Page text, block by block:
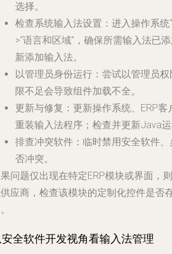
选择。
检查系统输入法设置 ：进入操作系统
>“语言和区域”，确保所需输入法已
新添加输入法。
以管理员身份运行 ：尝试以管理员
限不足会导致组件加载不全。
更新与修复 ：更新操作系统、ERP
重装输入法程序；检查并更新Java运
排查冲突软件 ：临时禁用安全软件
否冲突。
问题仅出现在特定ERP模块或界面，
应商，检查该模块的定制化控件是否
全软件开发视角看输入法管理